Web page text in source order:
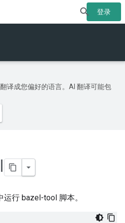
登录
译成您偏好的语言。AI 翻译可能包
行 bazel-tool 脚本。